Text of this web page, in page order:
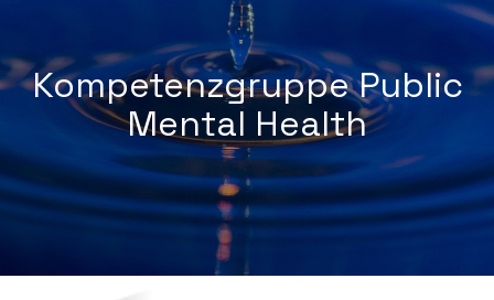
Kompetenzgruppe Public
Mental Health